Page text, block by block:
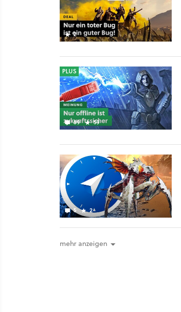
2
89 59
PLUS
5 2
mehr anzeigen